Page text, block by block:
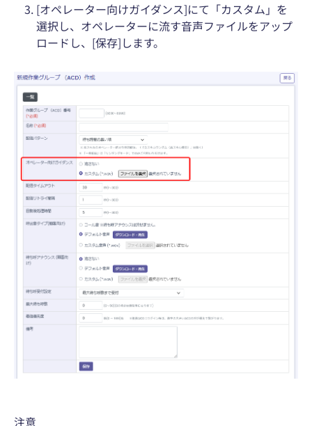
[オペレーター向けガイダンス]にて「カスタム」を
選択し、オペレーターに流す音声ファイルをアップ
ロードし、[保存]します。
注意